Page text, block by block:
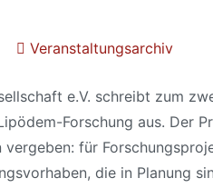
Veranstaltungsarchiv
e.V. schreibt zum
Forschung aus. Der
vergeben: für
die in Planung